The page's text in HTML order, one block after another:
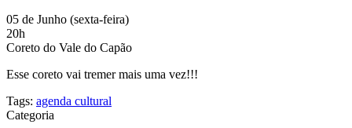
05 de Junho (sexta-feira)
20h
Coreto do Vale do Capão
Esse coreto vai tremer mais uma vez!!!
Tags: agenda cultural
Categoria